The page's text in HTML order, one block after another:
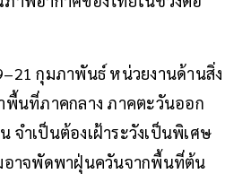
กุมภาพันธ์ หน่วยงานด้านสิ่ง
พื้นที่ภาคกลาง ภาคตะวันออก
จำเป็นต้องเฝ้าระวังเป็นพิเศษ
อาจพัดพาฝุ่นควันจากพื้นที่ต้น